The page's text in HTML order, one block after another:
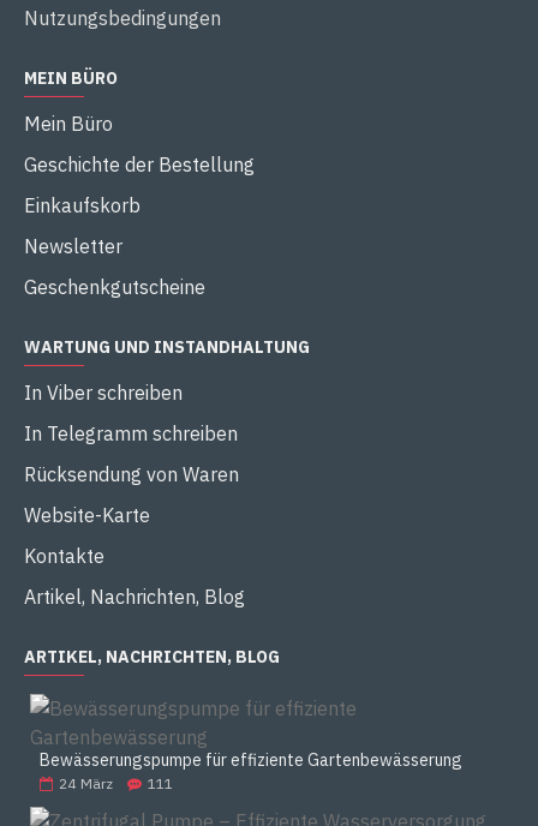
Nutzungsbedingungen
MEIN BÜRO
Mein Büro
Geschichte der Bestellung
Einkaufskorb
Newsletter
Geschenkgutscheine
WARTUNG UND INSTANDHALTUNG
In Viber schreiben
In Telegramm schreiben
Rücksendung von Waren
Website-Karte
Kontakte
Artikel, Nachrichten, Blog
ARTIKEL, NACHRICHTEN, BLOG
Bewässerungspumpe für effiziente Gartenbewässerung
24 März 111